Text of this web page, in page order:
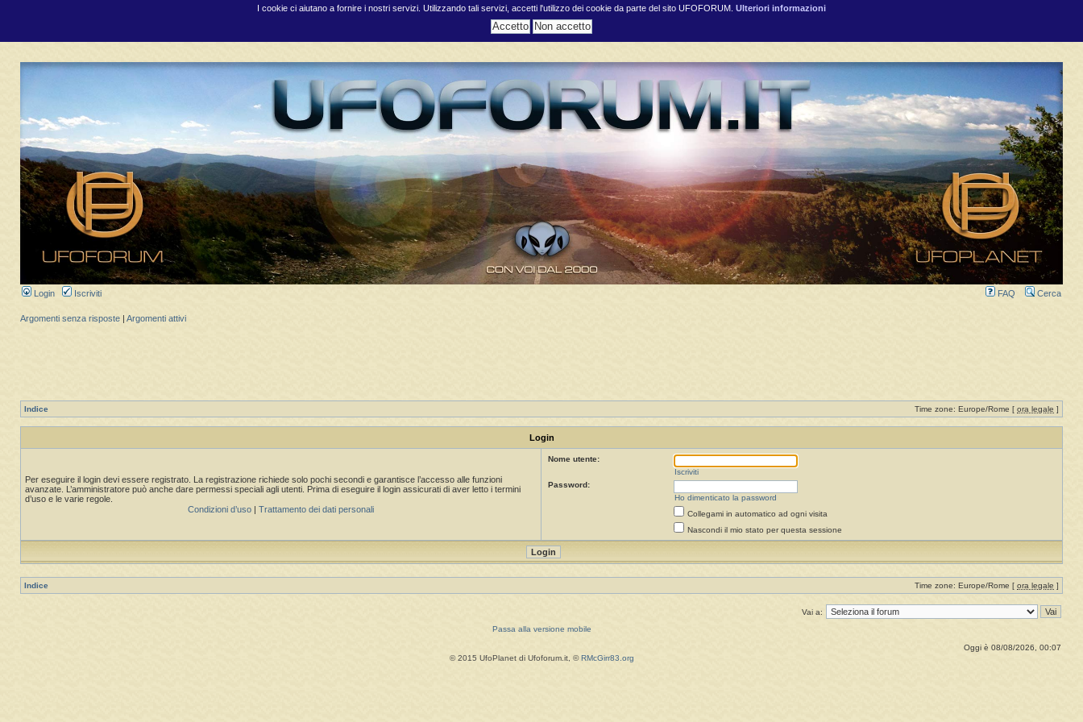
I cookie ci aiutano a fornire i nostri servizi. Utilizzando tali servizi, accetti l'utilizzo dei cookie da parte del sito UFOFORUM. Ulteriori informazioni
Login Iscriviti FAQ Cerca
Argomenti senza risposte Argomenti attivi
Indice Time zone: Europe/Rome [ ora legale ]
Login
Per eseguire il login devi essere registrato. La registrazione richiede solo pochi secondi e garantisce l’accesso alle funzioni
avanzate. L’amministratore può anche dare permessi speciali agli utenti. Prima di eseguire il login assicurati di aver letto i termini
d’uso e le varie regole.
Condizioni d’uso
Trattamento dei dati personali
Nome utente:
Iscriviti
Password:
Ho dimenticato la password
Collegami in automatico ad ogni visita
Nascondi il mio stato per questa sessione
Indice Time zone: Europe/Rome [ ora legale ]
Vai a:
Passa alla versione mobile
Oggi è 08/08/2026, 00:07
© 2015 UfoPlanet di Ufoforum.it, © RMcGirr83.org